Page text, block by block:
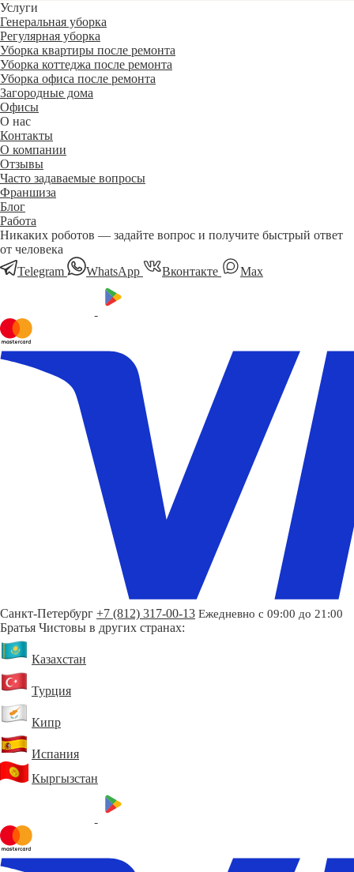
Услуги
Генеральная уборка
Регулярная уборка
Уборка квартиры после ремонта
Уборка коттеджа после ремонта
Уборка офиса после ремонта
Загородные дома
Офисы
О нас
Контакты
О компании
Отзывы
Часто задаваемые вопросы
Франшиза
Блог
Работа
Никаких роботов — задайте вопрос и получите быстрый ответ
от человека
Telegram
WhatsApp Вконтакте Мах
Санкт-Петербург +7 (812) 317-00-13 Ежедневно с 09:00 до 21:00
Братья Чистовы в других странах:
Казахстан
Турция
Кипр
Испания
Кыргызстан